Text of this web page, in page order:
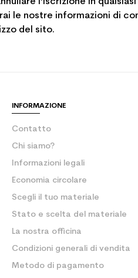
le nostre informazioni di
del sito.
INFORMAZIONE
Contatto
Chi siamo?
Informazioni legali
Economia circolare
Scegli il tuo materiale
Stato e scelta del materiale
La nostra officina
Condizioni generali di vendita
Metodo di pagamento